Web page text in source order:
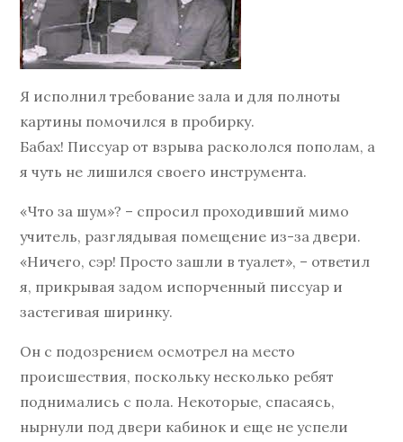
Я исполнил требование зала и для полноты
картины помочился в пробирку.
Бабах! Писсуар от взрыва раскололся пополам, а
я чуть не лишился своего инструмента.
«Что за шум»? – спросил проходивший мимо
учитель, разглядывая помещение из-за двери.
«Ничего, сэр! Просто зашли в туалет», – ответил
я, прикрывая задом испорченный писсуар и
застегивая ширинку.
Он с подозрением осмотрел на место
происшествия, поскольку несколько ребят
поднимались с пола. Некоторые, спасаясь,
нырнули под двери кабинок и еще не успели